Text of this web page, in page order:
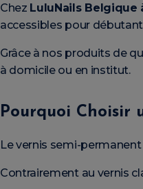
Chez LuluNails Belgique
accessibles pour
Grâce à nos produits de
à domicile ou en institut.
Pourquoi Choisir
Le vernis semi-
Contrairement au vernis